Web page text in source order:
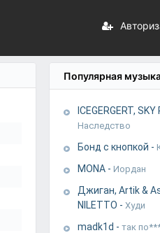
Популярная
ICEGERGERT, SKY
Наследство
Бонд с кнопкой -
MONA - Иордан
Джиган, Artik &
NILETTO - Худи
madk1d - так